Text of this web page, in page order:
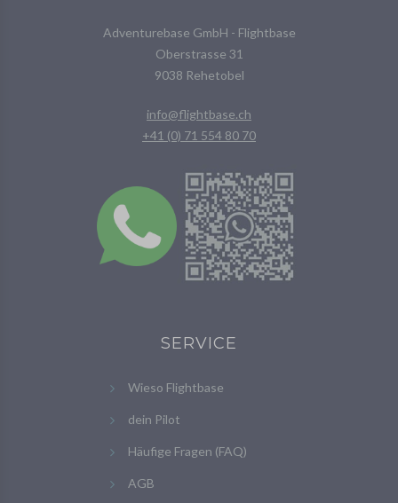
Adventurebase GmbH - Flightbase
Oberstrasse 31
9038 Rehetobel
info@flightbase.ch
+41 (0) 71 554 80 70
SERVICE
Wieso Flightbase
dein Pilot
Häufige Fragen (FAQ)
AGB